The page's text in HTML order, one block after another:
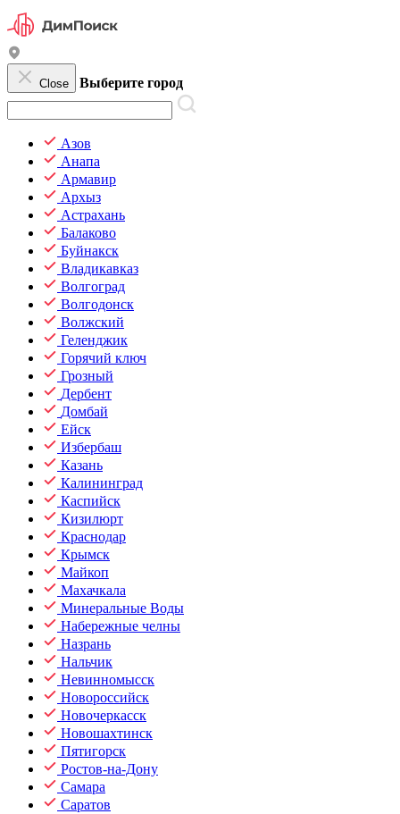
Close Выберите город
Азов
Анапа
Армавир
Архыз
Астрахань
Балаково
Буйнакск
Владикавказ
Волгоград
Волгодонск
Волжский
Геленджик
Горячий ключ
Грозный
Дербент
Домбай
Ейск
Избербаш
Казань
Калининград
Каспийск
Кизилюрт
Краснодар
Крымск
Майкоп
Махачкала
Минеральные Воды
Набережные челны
Назрань
Нальчик
Невинномысск
Новороссийск
Новочеркасск
Новошахтинск
Пятигорск
Ростов-на-Дону
Самара
Саратов